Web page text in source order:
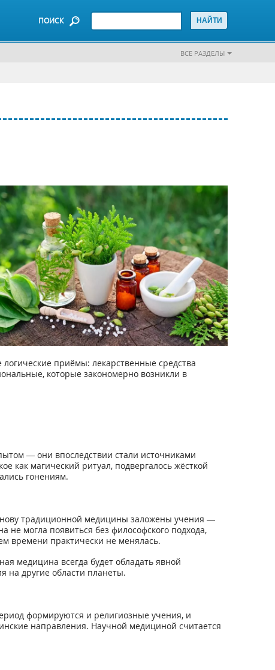
ПОИСК
ВСЕ РАЗДЕЛЫ
приёмы: лекарственные средства
которые закономерно возникли в
— они впоследствии стали источниками
как магический ритуал, подвергалось жёсткой
гонениям.
традиционной медицины заложены учения —
могла появиться без философского подхода,
времени практически не менялась.
медицина всегда будет обладать явной
на другие области планеты.
формируются и религиозные учения, и
направления. Научной медициной считается